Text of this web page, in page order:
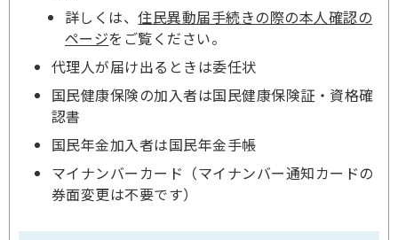
詳しくは、住民異動届手続きの際の本人確認の
ページをご覧ください。
代理人が届け出るときは委任状
国民健康保険の加入者は国民健康保険証・資格確
認書
国民年金加入者は国民年金手帳
マイナンバーカード（マイナンバー通知カードの
券面変更は不要です）